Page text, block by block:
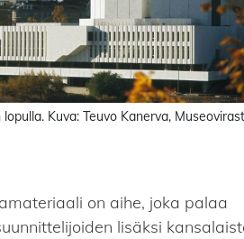
Kuva: Teuvo Kanerva,
on aihe, joka palaa
lisäksi